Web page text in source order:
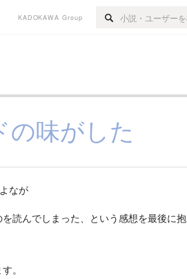
KADOKAWA Group
の味がした
なが
読んでしまった、という感想を最後に抱
。